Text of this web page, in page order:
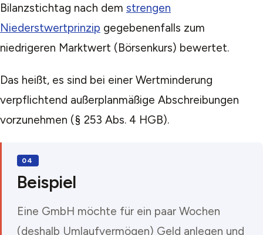
Bilanzstichtag nach dem strengen
Niederstwertprinzip gegebenenfalls zum
niedrigeren Marktwert (Börsenkurs) bewertet.
Das heißt, es sind bei einer Wertminderung
verpflichtend außerplanmäßige Abschreibungen
vorzunehmen (§ 253 Abs. 4 HGB).
Beispiel
Eine GmbH möchte für ein paar Wochen
(deshalb Umlaufvermögen) Geld anlegen und